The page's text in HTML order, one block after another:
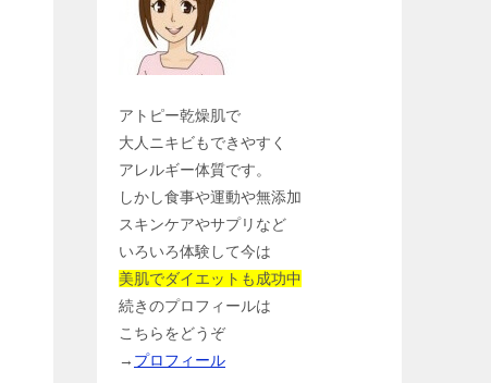
アトピー乾燥肌で
大人ニキビもできやすく
アレルギー体質です。
しかし食事や運動や無添加
スキンケアやサプリなど
いろいろ体験して今は
美肌でダイエットも成功中
続きのプロフィールは
こちらをどうぞ
→ プロフィール